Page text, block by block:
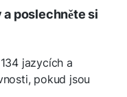
poslechněte si
jazycích a
pokud jsou